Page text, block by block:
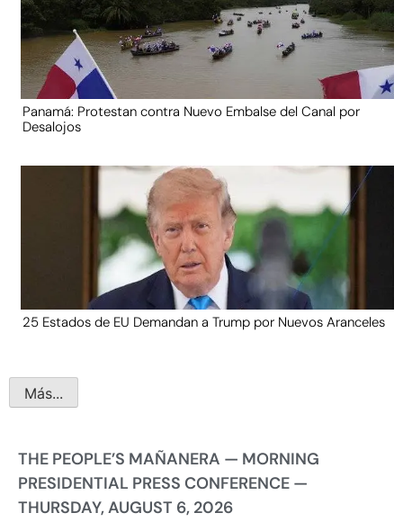
Panamá: Protestan contra Nuevo Embalse del Canal por
Desalojos
25 Estados de EU Demandan a Trump por Nuevos Aranceles
Más...
THE PEOPLE’S MAÑANERA — MORNING
PRESIDENTIAL PRESS CONFERENCE —
THURSDAY, AUGUST 6, 2026